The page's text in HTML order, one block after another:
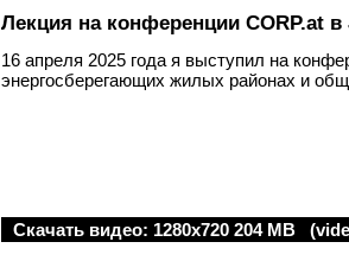
Лекция на конференции CORP.at в
16 апреля 2025 года я выступил на
энергосберегающих жилых районах и
Скачать видео: 1280x720 204 MB